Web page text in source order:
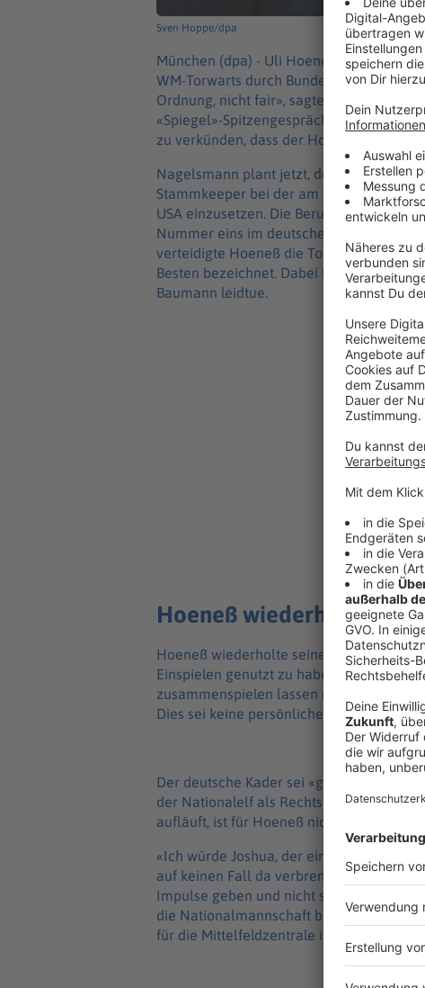
Sven Hoppe/dpa
München (dpa) - Uli Hoeneß hat die
WM-Torwarts durch Bundestrainer Julian
Ordnung, nicht fair», sagte der 74 Jahre
«Spiegel»-Spitzengespräch. Es sei ein
zu verkünden, dass der Hoffenheimer
Nagelsmann plant jetzt, den derzeit
Stammkeeper bei der am 11. Juni
USA einzusetzen. Die Berufung Neuers
Nummer eins im deutschen Tor hatten
verteidigte Hoeneß die Torhüter-
Besten bezeichnet. Dabei hatte er aber
Baumann leidtue.
Hoeneß wiederholt:
Hoeneß wiederholte seine Kritik an
Einspielen genutzt zu haben. «Man hätte
zusammenspielen lassen müssen, um
Dies sei keine persönliche, sondern
Der deutsche Kader sei «gut, aber nicht
der Nationalelf als Rechtsverteidiger und
aufläuft, ist für Hoeneß nicht
«Ich würde Joshua, der eine
auf keinen Fall da verbrennen, weil er
Impulse geben und nicht so
die Nationalmannschaft braucht
für die Mittelfeldzentrale ist der «Bayern-